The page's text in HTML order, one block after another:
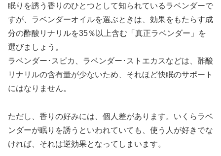
眠りを誘う香りのひとつとして知られているラベンダーで
すが、ラベンダーオイルを選ぶときは、効果をもたらす成
分の酢酸リナリルを35％以上含む「真正ラベンダー」を
選びましょう。
ラベンダー･スピカ、ラベンダー･ストエカスなどは、酢酸
リナリルの含有量が少ないため、それほど快眠のサポート
にはなりません。
ただし、香りの好みには、個人差があります。いくらラベ
ンダーが眠りを誘うといわれていても、使う人が好きでな
ければ、それは逆効果となってしまいます。